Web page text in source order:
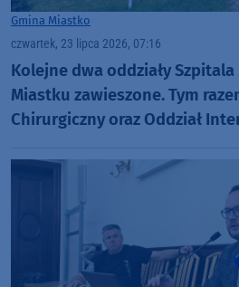
Gmina Miastko
czwartek, 23 lipca 2026, 07:16
Kolejne dwa oddziały
Miastku zawieszone. Tym
Chirurgiczny oraz Oddział